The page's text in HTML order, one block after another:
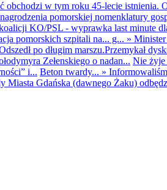
obchodzi w tym roku 45-lecie istnienia.
pomorskiej nomenklatury
KO/PSL - wyprawka last minute
pomorskich szpitali na... g... »
po długim marszu.Przemykał
Zełenskiego o nadan... Nie żyje
i... Beton twardy... »
Miasta Gdańska (dawnego Żaku)